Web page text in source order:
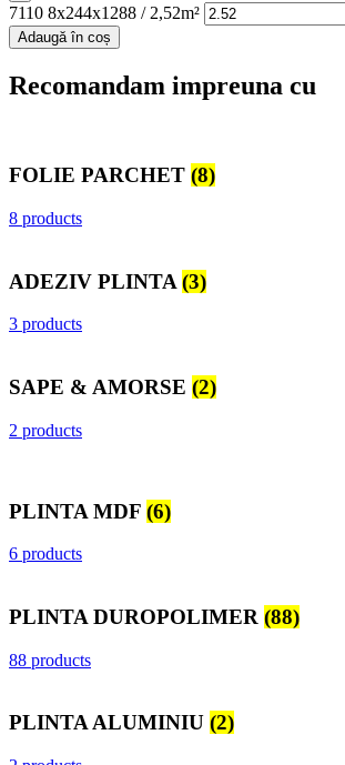
7110 8x244x1288 / 2,52m²
Adaugă în coș
Recomandam impreuna cu
FOLIE PARCHET (8)
8 products
ADEZIV PLINTA (3)
3 products
SAPE & AMORSE (2)
2 products
PLINTA MDF (6)
6 products
PLINTA DUROPOLIMER (88)
88 products
PLINTA ALUMINIU (2)